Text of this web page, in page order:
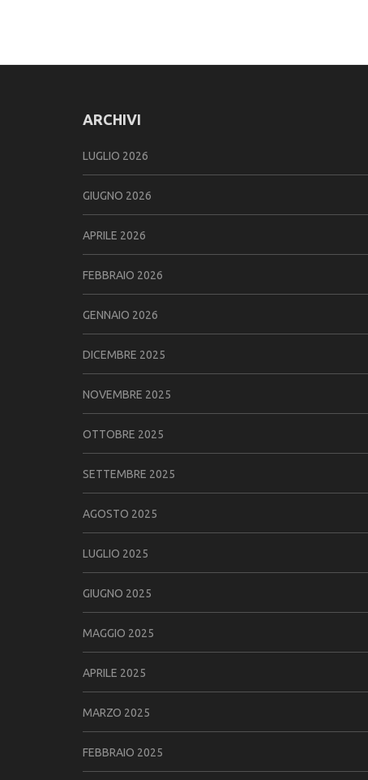
ARCHIVI
LUGLIO 2026
GIUGNO 2026
APRILE 2026
FEBBRAIO 2026
GENNAIO 2026
DICEMBRE 2025
NOVEMBRE 2025
OTTOBRE 2025
SETTEMBRE 2025
AGOSTO 2025
LUGLIO 2025
GIUGNO 2025
MAGGIO 2025
APRILE 2025
MARZO 2025
FEBBRAIO 2025